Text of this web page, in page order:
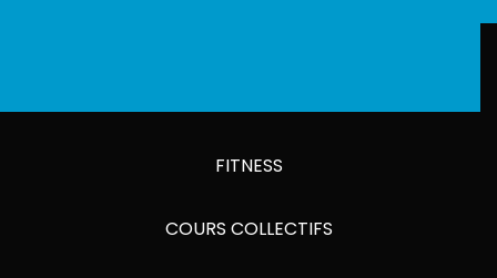
FITNESS
COURS COLLECTIFS